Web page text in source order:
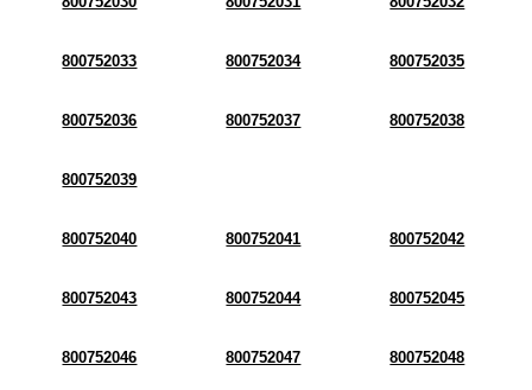
800752033 800752034 800752035
800752036 800752037 800752038
800752039
800752040 800752041 800752042
800752043 800752044 800752045
800752046 800752047 800752048